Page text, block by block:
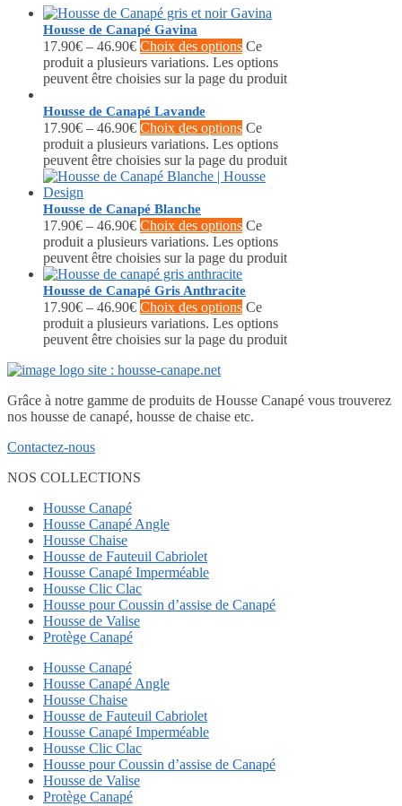
Housse de Canapé Gavina
17.90€ – 46.90€ Choix des options Ce
produit a plusieurs variations. Les options
peuvent être choisies sur la page du produit
Housse de Canapé Lavande
17.90€ – 46.90€ Choix des options Ce
produit a plusieurs variations. Les options
peuvent être choisies sur la page du produit
Housse de Canapé Blanche
17.90€ – 46.90€ Choix des options Ce
produit a plusieurs variations. Les options
peuvent être choisies sur la page du produit
Housse de Canapé Gris Anthracite
17.90€ – 46.90€ Choix des options Ce
produit a plusieurs variations. Les options
peuvent être choisies sur la page du produit
Grâce à notre gamme de produits de Housse Canapé vous trouverez
nos housse de canapé, housse de chaise etc.
Contactez-nous
NOS COLLECTIONS
Housse Canapé
Housse Canapé Angle
Housse Chaise
Housse de Fauteuil Cabriolet
Housse Canapé Imperméable
Housse Clic Clac
Housse pour Coussin d’assise de Canapé
Housse de Valise
Protège Canapé
Housse Canapé
Housse Canapé Angle
Housse Chaise
Housse de Fauteuil Cabriolet
Housse Canapé Imperméable
Housse Clic Clac
Housse pour Coussin d’assise de Canapé
Housse de Valise
Protège Canapé